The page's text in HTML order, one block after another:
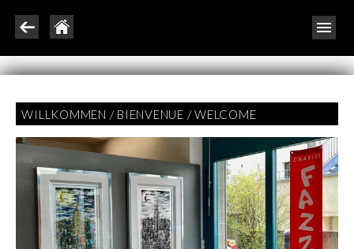
WILLKOMMEN / BIENVENUE / WELCOME